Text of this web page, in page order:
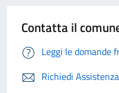
Contatta il
Leggi le domande
Richiedi Assistenza